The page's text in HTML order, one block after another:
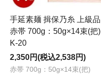
手延素麺 揖保乃糸 上級品
赤帯 700g：50g×14束(把)
K-20
2,350円(税込2,538円)
赤帯 700g：50g×14束(把)